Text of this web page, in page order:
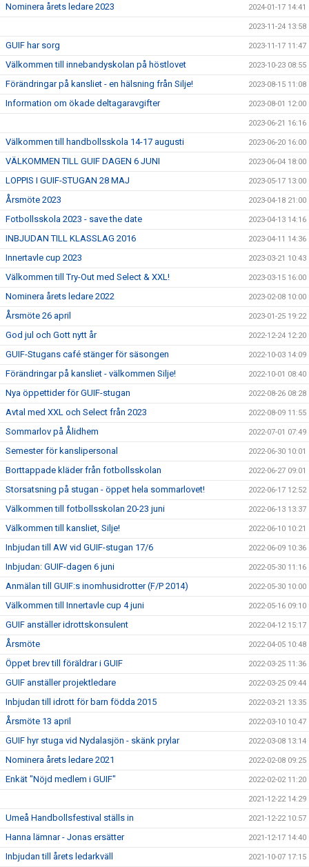
Nominera årets ledare 2023 2024-01-17 14:41
2023-11-24 13:58
GUIF har sorg 2023-11-17 11:47
Välkommen till innebandyskolan på höstlovet 2023-10-23 08:55
Förändringar på kansliet - en hälsning från Silje! 2023-08-15 11:08
Information om ökade deltagaravgifter 2023-08-01 12:00
2023-06-21 16:16
Välkommen till handbollsskola 14-17 augusti 2023-06-20 16:00
VÄLKOMMEN TILL GUIF DAGEN 6 JUNI 2023-06-04 18:00
LOPPIS I GUIF-STUGAN 28 MAJ 2023-05-17 13:00
Årsmöte 2023 2023-04-18 21:00
Fotbollsskola 2023 - save the date 2023-04-13 14:16
INBJUDAN TILL KLASSLAG 2016 2023-04-11 14:36
Innertavle cup 2023 2023-03-21 10:43
Välkommen till Try-Out med Select & XXL! 2023-03-15 16:00
Nominera årets ledare 2022 2023-02-08 10:00
Årsmöte 26 april 2023-01-25 19:22
God jul och Gott nytt år 2022-12-24 12:20
GUIF-Stugans café stänger för säsongen 2022-10-03 14:09
Förändringar på kansliet - välkommen Silje! 2022-10-01 08:40
Nya öppettider för GUIF-stugan 2022-08-26 08:28
Avtal med XXL och Select från 2023 2022-08-09 11:55
Sommarlov på Ålidhem 2022-07-01 07:49
Semester för kanslipersonal 2022-06-30 10:01
Borttappade kläder från fotbollsskolan 2022-06-27 09:01
Storsatsning på stugan - öppet hela sommarlovet! 2022-06-17 12:52
Välkommen till fotbollsskolan 20-23 juni 2022-06-13 13:37
Välkommen till kansliet, Silje! 2022-06-10 10:21
Inbjudan till AW vid GUIF-stugan 17/6 2022-06-09 10:36
Inbjudan: GUIF-dagen 6 juni 2022-05-30 11:16
Anmälan till GUIF:s inomhusidrotter (F/P 2014) 2022-05-30 10:00
Välkommen till Innertavle cup 4 juni 2022-05-16 09:10
GUIF anställer idrottskonsulent 2022-04-12 15:17
Årsmöte 2022-04-05 10:48
Öppet brev till föräldrar i GUIF 2022-03-25 11:36
GUIF anställer projektledare 2022-03-25 09:44
Inbjudan till idrott för barn födda 2015 2022-03-21 13:35
Årsmöte 13 april 2022-03-10 10:47
GUIF hyr stuga vid Nydalasjön - skänk prylar 2022-03-08 13:14
Nominera årets ledare 2021 2022-02-08 09:25
Enkät "Nöjd medlem i GUIF" 2022-02-02 11:20
2021-12-22 14:29
Umeå Handbollsfestival ställs in 2021-12-22 10:57
Hanna lämnar - Jonas ersätter 2021-12-17 14:40
Inbjudan till årets ledarkväll 2021-10-07 17:15